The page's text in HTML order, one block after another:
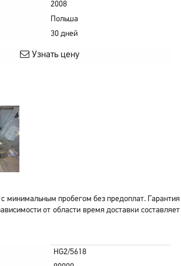
2008
Польша
30 дней
Узнать цену
минимальным пробегом без предоплат. Гарантия
от области время доставки составляет
HG2/5618